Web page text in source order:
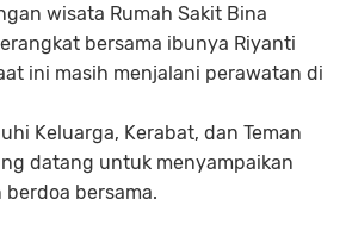
wisata Rumah Sakit Bina
bersama ibunya Riyanti
ini masih menjalani perawatan di
Keluarga, Kerabat, dan Teman
datang untuk menyampaikan
bersama.